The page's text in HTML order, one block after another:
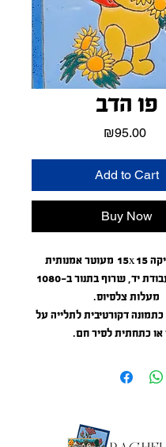
פו הדב
₪95.00Price
Add to Cart
Buy Now
אריח קרמיקה 15x15 מעוטר אמנותית
בגלזורות בעבודת יד, שרוף בתנור ב-1080
מעלות צלסיוס.
דקורטיבית לתלייה על
או כתחתית לסיר חם.
6"*6" artistic hand glazed
coster/trivet.
Weather proof, can be